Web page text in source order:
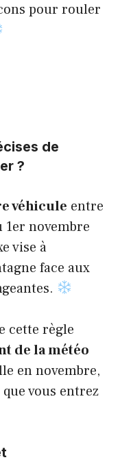
pour rouler
de
?
véhicule entre
1er novembre
vise à
face aux
cette règle
de la météo
en novembre,
vous entrez